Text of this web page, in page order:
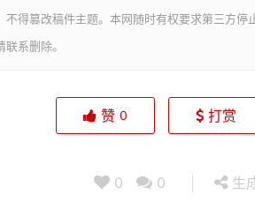
得篡改稿件主题。本网随时有权要求第三方停
系删除。
赞 0 打赏
0 0 生